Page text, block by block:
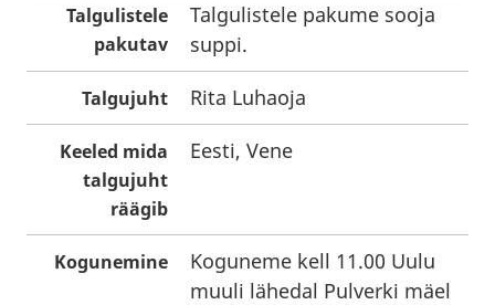
Talgulistele
pakutav
Talgulistele pakume sooja
suppi.
Talgujuht Rita Luhaoja
Keeled mida
talgujuht
räägib
Eesti, Vene
Kogunemine
Koguneme kell 11.00 Uulu
muuli lähedal Pulverki mäel